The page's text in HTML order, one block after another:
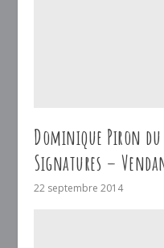
Dominique Piron
Signatures –
22 septembre 2014